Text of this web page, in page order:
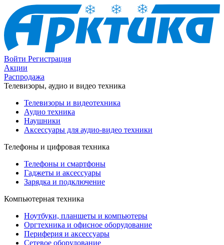
Войти Регистрация
Акции
Распродажа
Телевизоры, аудио и видео техника
Телевизоры и видеотехника
Аудио техника
Наушники
Аксессуары для аудио-видео техники
Телефоны и цифровая техника
Телефоны и смартфоны
Гаджеты и аксессуары
Зарядка и подключение
Компьютерная техника
Ноутбуки, планшеты и компьютеры
Оргтехника и офисное оборудование
Периферия и аксессуары
Cетевое оборудование